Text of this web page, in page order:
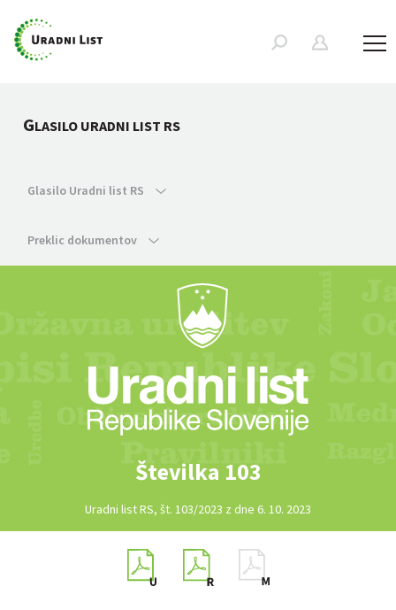
GLASILO URADNI LIST RS
Glasilo Uradni list RS
Preklic dokumentov
Številka 103
Uradni list RS, št. 103/2023 z dne 6. 10. 2023